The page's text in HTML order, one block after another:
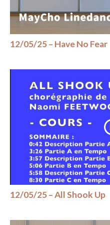
12/05/25 – Have No Fear
12/05/25 – All Shook Up